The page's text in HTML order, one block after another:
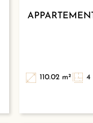
110.02 m² 4